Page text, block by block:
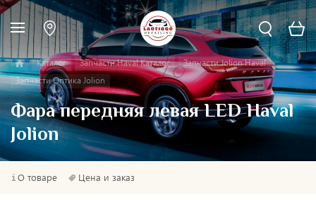
Каталог Запчасти Haval Каталог
Запчасти Jolion Haval
Запчасти Оптика Jolion
Фара передняя левая LED Haval
Jolion
О товаре Цена и заказ